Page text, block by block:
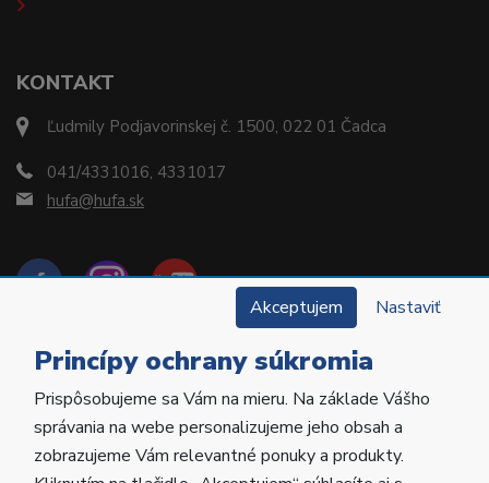
KONTAKT
Ľudmily Podjavorinskej č. 1500, 022 01 Čadca
041/4331016, 4331017
hufa@hufa.sk
Copyright © 2022 Hu-Fa Dental a.s. Všetky práva
vyhradené.
Akceptujem Nastaviť
Princípy ochrany súkromia
Prispôsobujeme sa Vám na mieru. Na základe Vášho
správania na webe personalizujeme jeho obsah a
zobrazujeme Vám relevantné ponuky a produkty.